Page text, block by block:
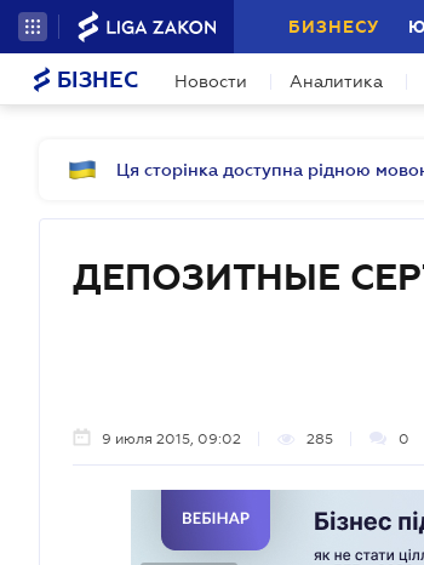
БИЗНЕСУ
БІЗНЕС Новости Аналитика
Ця сторінка доступна рідною
ДЕПОЗИТНЫЕ
9 июля 2015, 09:02 285 0